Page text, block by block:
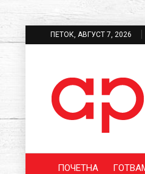
ПЕТОК, АВГУСТ 7, 2026
ПОЧЕТНА